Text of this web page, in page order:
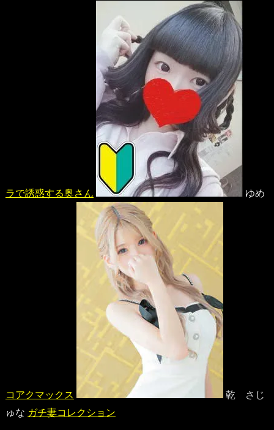
ラで誘惑する奥さん ゆめ
コアクマックス
乾 さじ
ゅな ガチ妻コレクション